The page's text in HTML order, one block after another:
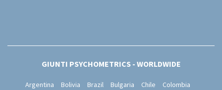
GIUNTI PSYCHOMETRICS - WORLDWIDE
Argentina Bolivia Brazil Bulgaria Chile
Colombia